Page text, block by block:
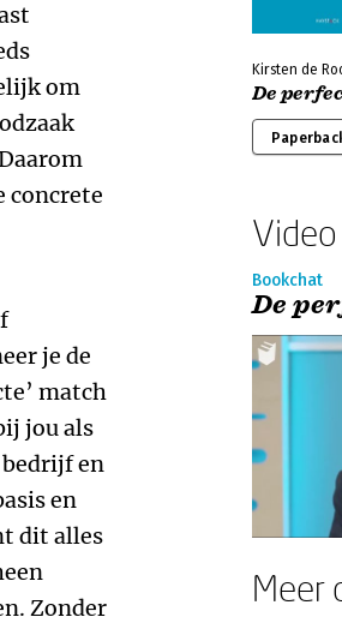
om
concrete
je de
match
jou als
en
en
dit alles
Zonder
Kirsten de
De
Video
Bookchat
De
Meer